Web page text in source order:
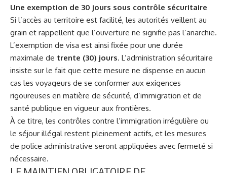
Une exemption de 30 jours sous contrôle sécuritaire
Si l’accès au territoire est facilité, les autorités veillent au
grain et rappellent que l’ouverture ne signifie pas l’anarchie.
L’exemption de visa est ainsi fixée pour une durée
maximale de trente (30) jours. L’administration sécuritaire
insiste sur le fait que cette mesure ne dispense en aucun
cas les voyageurs de se conformer aux exigences
rigoureuses en matière de sécurité, d’immigration et de
santé publique en vigueur aux frontières.
À ce titre, les contrôles contre l’immigration irrégulière ou
le séjour illégal restent pleinement actifs, et les mesures
de police administrative seront appliquées avec fermeté si
nécessaire.